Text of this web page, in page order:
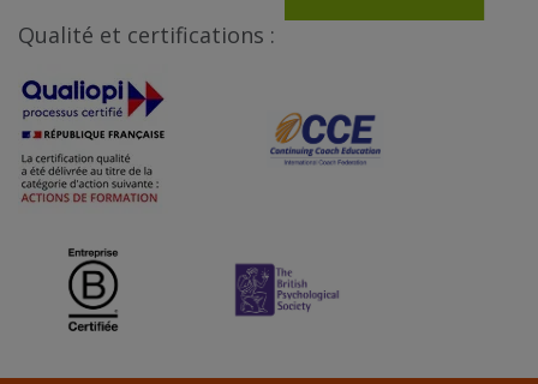
Qualité et certifications :